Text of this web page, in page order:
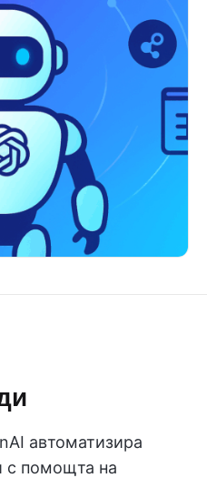
автоматизира
с помощта на